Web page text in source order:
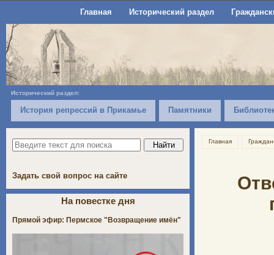
Главная Исторический раздел
Исторический раздел:
История репрессий в Прикамье Памятники
Главная
Задать свой вопрос на сайте
На повестке дня
Прямой эфир: Пермское "Возвращение имён"